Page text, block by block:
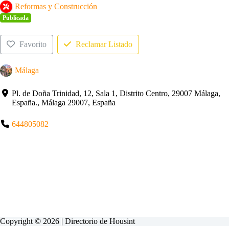
Reformas y Construcción
Publicada
Favorito Reclamar Listado
Málaga
Pl. de Doña Trinidad, 12, Sala 1, Distrito Centro, 29007 Málaga,
España., Málaga 29007, España
644805082
Copyright © 2026 | Directorio de Housint